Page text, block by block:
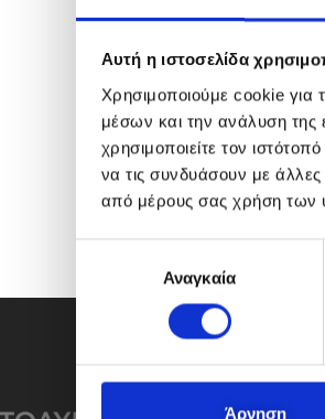
Αυτή η ιστοσελίδα
Χρησιμοποιούμε cookie για
μέσων και την ανάλυση της
χρησιμοποιείτε τον
να τις συνδυάσουν με
από μέρους σας χρήση των
ή
Αναγκαία
Άρνηση